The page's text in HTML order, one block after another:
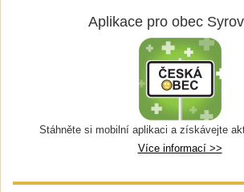
Aplikace pro obec
Stáhněte si mobilní aplikaci a získávejte
Více informací >>